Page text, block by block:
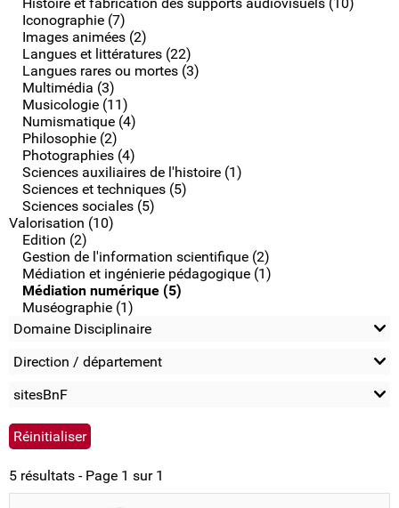
Iconographie (7)
Images animées (2)
Langues et littératures (22)
Langues rares ou mortes (3)
Multimédia (3)
Musicologie (11)
Numismatique (4)
Philosophie (2)
Photographies (4)
Sciences auxiliaires de l'histoire (1)
Sciences et techniques (5)
Sciences sociales (5)
Valorisation (10)
Edition (2)
Gestion de l'information scientifique (2)
Médiation et ingénierie pédagogique (1)
Médiation numérique (5)
Muséographie (1)
Domaine Disciplinaire
Direction / département
sitesBnF
5 résultats - Page 1 sur 1